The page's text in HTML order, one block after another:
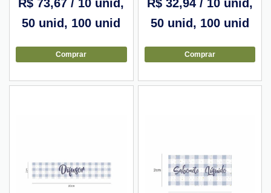
R$ 73,67 / 10 unid,
50 unid, 100 unid
Comprar
R$32,94/ 10 unid,
50 unid, 100 unid
Comprar